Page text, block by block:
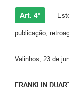
Art. 4º
publicação,
Valinhos, 23 de
FRANKLIN